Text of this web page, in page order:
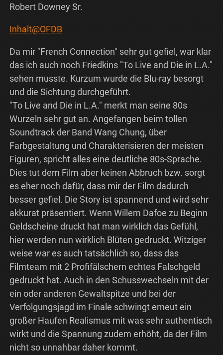
Robert Downey Sr.
Inhalt@OFDB
Da mir "French Connection" sehr gut gefiel, war klar
das ich auch noch Friedkins "To Live and Die in L.A."
sehen musste. Kurzum wurde die Blu-ray besorgt
und die Sichtung durchgeführt.
"To Live and Die in L.A." merkt man seine 80s
Wurzeln sehr gut an. Angefangen beim tollen
Soundtrack der Band Wang Chung, über
Farbgestaltung und Charakterisieren der meisten
Figuren, spricht alles eine deutliche 80s-Sprache.
Dies tut dem Film aber keinen Abbruch bzw. sorgt
es eher noch dafür, dass mir der Film dadurch
besser gefiel. Die Story ist spannend und wird sehr
akkurat präsentiert. Wenn Willem Dafoe zu Beginn
Geldscheine druckt hat man wirklich das Gefühl,
hier werden nun wirklich Blüten gedruckt. Witziger
weise war es auch tatsächlich so, dass das
Filmteam mit 2 Profifälschern echtes Falschgeld
gedruckt hat. Auch in den Schusswechseln mit der
ein oder anderen Gewaltspitze und bei der
Verfolgungsjagd im Finale schwingt erneut ein
großer Haufen Realismus mit was sehr authentisch
wirkt und die Spannung zudem erhöht, da der Film
nicht so unnahbar daher kommt.